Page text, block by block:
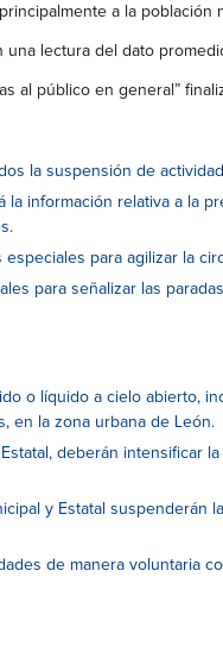
a la
lectura del dato
al público en general”
la suspensión de
la información relativa a
para agilizar la
para señalizar las
o líquido a cielo abierto,
en la zona urbana de León.
deberán
y Estatal
de manera voluntaria